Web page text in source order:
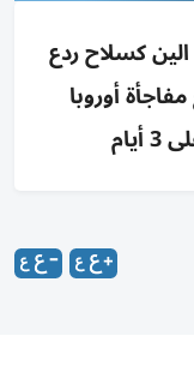
كسلاح ردع
أوروبا
الياباني لدعم